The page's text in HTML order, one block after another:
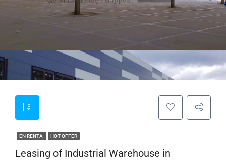
EN RENTA HOT OFFER
Leasing of Industrial Warehouse in